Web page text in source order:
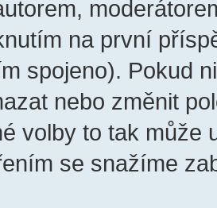
na první
spojeno). Pokud
nebo změnit
volby to tak může
se snažíme